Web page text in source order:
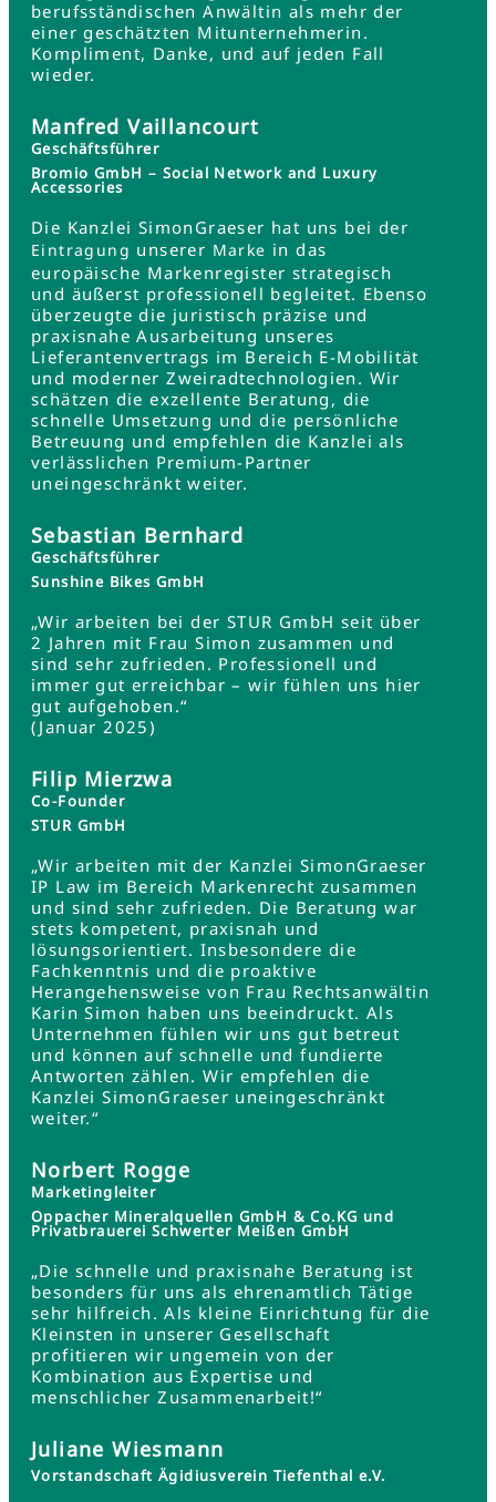
berufsständischen Anwältin als mehr der
einer geschätzten Mitunternehmerin.
Kompliment, Danke, und auf jeden Fall
wieder.
Manfred Vaillancourt
Geschäftsführer
Bromio GmbH – Social Network and Luxury
Accessories
Die Kanzlei SimonGraeser hat uns bei der
Eintragung unserer Marke in das
europäische Markenregister strategisch
und äußerst professionell begleitet. Ebenso
überzeugte die juristisch präzise und
praxisnahe Ausarbeitung unseres
Lieferantenvertrags im Bereich E-Mobilität
und moderner Zweiradtechnologien. Wir
schätzen die exzellente Beratung, die
schnelle Umsetzung und die persönliche
Betreuung und empfehlen die Kanzlei als
verlässlichen Premium-Partner
uneingeschränkt weiter.
Sebastian Bernhard
Geschäftsführer
Sunshine Bikes GmbH
„Wir arbeiten bei der STUR GmbH seit über
2 Jahren mit Frau Simon zusammen und
sind sehr zufrieden. Professionell und
immer gut erreichbar – wir fühlen uns hier
gut aufgehoben.“
(Januar 2025)
Filip Mierzwa
Co-Founder
STUR GmbH
„Wir arbeiten mit der Kanzlei SimonGraeser
IP Law im Bereich Markenrecht zusammen
und sind sehr zufrieden. Die Beratung war
stets kompetent, praxisnah und
lösungsorientiert. Insbesondere die
Fachkenntnis und die proaktive
Herangehensweise von Frau Rechtsanwältin
Karin Simon haben uns beeindruckt. Als
Unternehmen fühlen wir uns gut betreut
und können auf schnelle und fundierte
Antworten zählen. Wir empfehlen die
Kanzlei SimonGraeser uneingeschränkt
weiter.“
Norbert Rogge
Marketingleiter
Oppacher Mineralquellen GmbH & Co.KG und
Privatbrauerei Schwerter Meißen GmbH
„Die schnelle und praxisnahe Beratung ist
besonders für uns als ehrenamtlich Tätige
sehr hilfreich. Als kleine Einrichtung für die
Kleinsten in unserer Gesellschaft
profitieren wir ungemein von der
Kombination aus Expertise und
menschlicher Zusammenarbeit!“
Juliane Wiesmann
Vorstandschaft Ägidiusverein Tiefenthal e.V.